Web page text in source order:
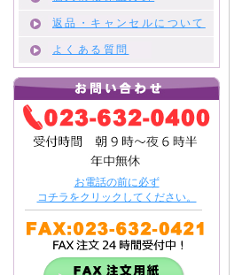
返品・キャンセルについて
よくある質問
お電話の前に必ず
コチラをクリックしてください。